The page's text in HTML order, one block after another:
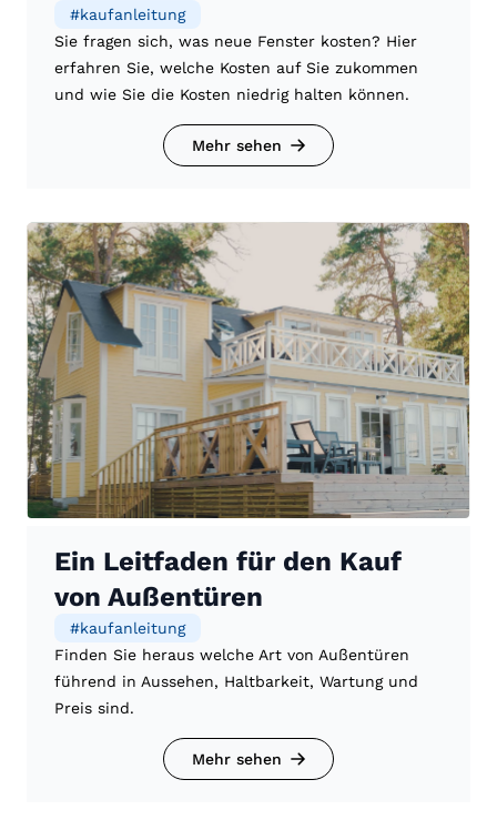
#kaufanleitung
Sie fragen sich, was neue Fenster kosten? Hier
erfahren Sie, welche Kosten auf Sie zukommen
und wie Sie die Kosten niedrig halten können.
Mehr sehen
Ein Leitfaden für den Kauf
von Außentüren
#kaufanleitung
Finden Sie heraus welche Art von Außentüren
führend in Aussehen, Haltbarkeit, Wartung und
Preis sind.
Mehr sehen